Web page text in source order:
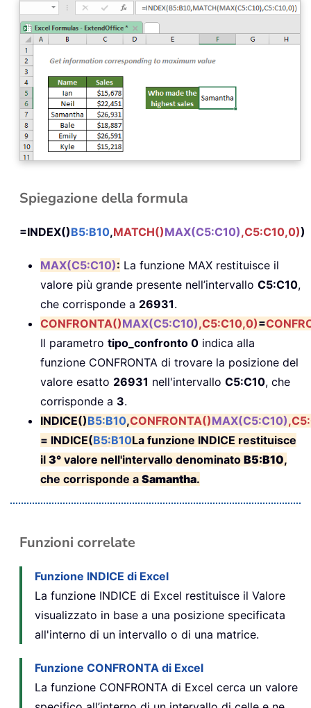
Spiegazione della formula
=INDEX()B5:B10,MATCH()MAX(C5:C10),C5:C10,0))
MAX(C5:C10): La funzione MAX restituisce il
valore più grande presente nell’intervallo C5:C10,
che corrisponde a 26931.
CONFRONTA()MAX(C5:C10),C5:C10,0)=
Il parametro tipo_confronto 0 indica alla
funzione CONFRONTA di trovare la posizione del
valore esatto 26931 nell'intervallo C5:C10, che
corrisponde a 3.
INDICE()B5:B10,CONFRONTA()MAX(C5:C10)
= INDICE(B5:B10La funzione INDICE restituisce
il 3° valore nell'intervallo denominato B5:B10,
che corrisponde a Samantha.
Funzioni correlate
Funzione INDICE di Excel
La funzione INDICE di Excel restituisce il Valore
visualizzato in base a una posizione specificata
all'interno di un intervallo o di una matrice.
Funzione CONFRONTA di Excel
La funzione CONFRONTA di Excel cerca un valore